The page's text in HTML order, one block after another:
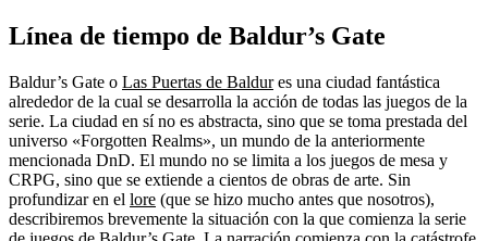
Línea de tiempo de Baldur’s Gate
Baldur’s Gate o Las Puertas de Baldures una ciudad fantástica
alrededor de la cual se desarrolla la acción de todas las juegos de la
serie. La ciudad en sí no es abstracta, sino que se toma prestada del
universo «Forgotten Realms», un mundo de la anteriormente
mencionada DnD. El mundo no se limita a los juegos de mesa y
CRPG, sino que se extiende a cientos de obras de arte. Sin
profundizar en el lore (que se hizo mucho antes que nosotros),
describiremos brevemente la situación con la que comienza la serie